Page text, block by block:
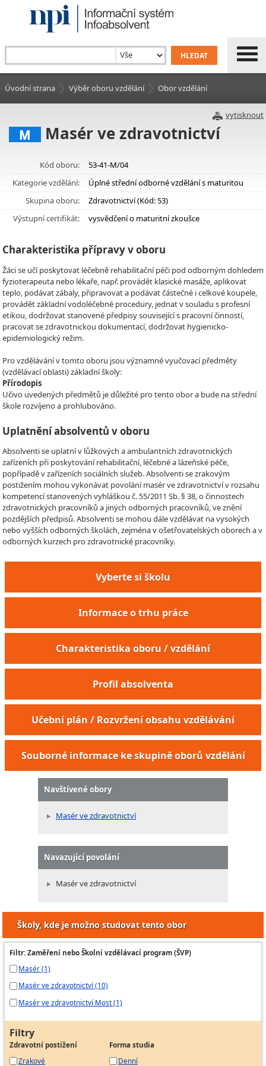
Úvodní strana Výběr oboru vzdělání Obor vzdělání
vytisknout
M Masér ve zdravotnictví
Kód oboru:
53-41-M/04
Kategorie vzdělání:
Úplné střední odborné vzdělání s maturitou
Skupina oboru:
Zdravotnictví (Kód: 53)
Výstupní certifikát:
vysvědčení o maturitní zkoušce
Charakteristika přípravy v oboru
Žáci se učí poskytovat léčebně rehabilitační péči pod odborným dohledem
fyzioterapeuta nebo lékaře, např. provádět klasické masáže, aplikovat
teplo, podávat zábaly, připravovat a podávat částečné i celkové koupele,
provádět základní vodoléčebné procedury, jednat v souladu s profesní
etikou, dodržovat stanovené předpisy související s pracovní činností,
pracovat se zdravotnickou dokumentací, dodržovat hygienicko-
epidemiologický režim.
Pro vzdělávání v tomto oboru jsou významné vyučovací předměty
(vzdělávací oblasti) základní školy:
Přírodopis
Učivo uvedených předmětů je důležité pro tento obor a bude na střední
škole rozvíjeno a prohlubováno.
Uplatnění absolventů v oboru
Absolventi se uplatní v lůžkových a ambulantních zdravotnických
zařízeních při poskytování rehabilitační, léčebné a lázeňské péče,
popřípadě v zařízeních sociálních služeb. Absolventi se zrakovým
postižením mohou vykonávat povolání masér ve zdravotnictví v rozsahu
kompetencí stanovených vyhláškou č. 55/2011 Sb. § 38, o činnostech
zdravotnických pracovníků a jiných odborných pracovníků, ve znění
pozdějších předpisů. Absolventi se mohou dále vzdělávat na vysokých
nebo vyšších odborných školách, zejména v ošetřovatelských oborech a v
odborných kurzech pro zdravotnické pracovníky.
Vyberte si školu
Informace o trhu práce
Charakteristika oboru / vzdělání
Profil absolventa
Učební plán / Rozvržení obsahu vzdělávání
Souborné informace ke skupině oborů vzdělání
Navštívené obory
Masér ve zdravotnictví
Navazující povolání
Masér ve zdravotnictví
Školy, kde je možno studovat tento obor
Filtr: Zaměření nebo Školní vzdělávací program (ŠVP)
Masér (1)
Masér ve zdravotnictví (10)
Masér ve zdravotnictví Most (1)
Filtry
Zdravotní postižení
Zrakové
Forma studia
Denní